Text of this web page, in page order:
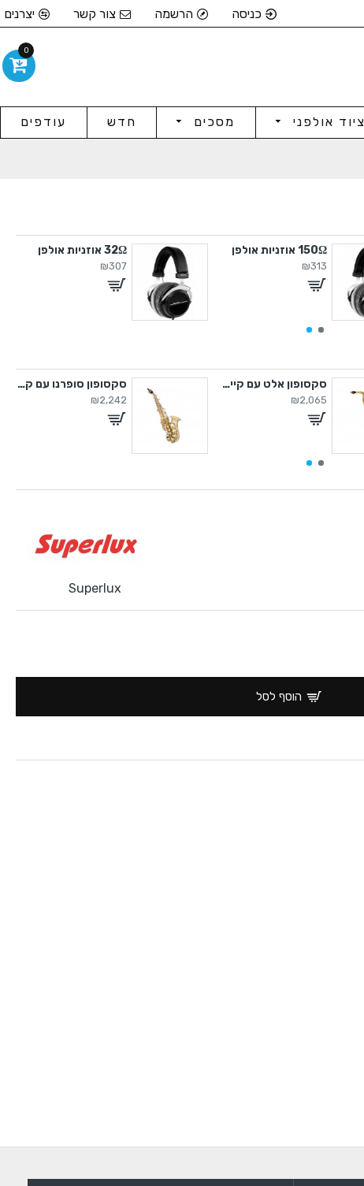
כניסה הרשמה צור קשר יצרנים
ציוד אולפני מסכים חדש עודפים
150Ω אוזניות אולפן
₪313
32Ω אוזניות אולפן
₪307
סקסופון אלט עם קייס קשיח
₪2,065
סקסופון סופרנו עם קייס קשיח
₪2,242
Superlux
הוסף לסל
0